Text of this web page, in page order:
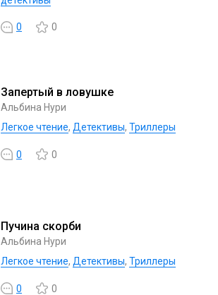
0 0
Запертый в ловушке
Альбина Нури
Легкое чтение, Детективы, Триллеры
0 0
Пучина скорби
Альбина Нури
Легкое чтение, Детективы, Триллеры
0 0